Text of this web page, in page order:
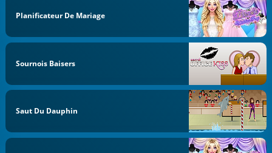
Planificateur De Mariage
Sournois Baisers
Saut Du Dauphin